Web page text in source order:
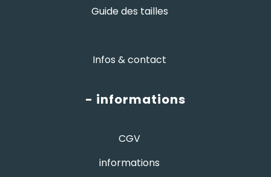
Guide des tailles
Infos & contact
- informations
CGV
informations